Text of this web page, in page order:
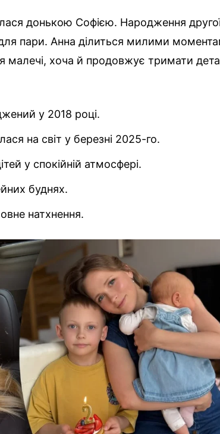
донькою Софією. Народження
пари. Анна ділиться милими
малечі, хоча й продовжує тримати
у 2018 році.
на світ у березні 2025-го.
у спокійній атмосфері.
буднях.
натхнення.